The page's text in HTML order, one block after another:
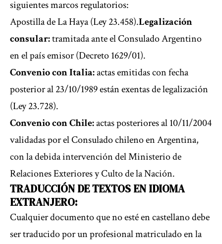
siguientes marcos regulatorios:
Apostilla de La Haya (Ley 23.458).Legalización
consular:tramitada ante el Consulado Argentino
en el país emisor (Decreto 1629/01).
Convenio con Italia:actas emitidas con fecha
posterior al 23/10/1989 están exentas de legalización
(Ley 23.728).
Convenio con Chile:actas posteriores al 10/11/2004
validadas por el Consulado chileno en Argentina,
con la debida intervención del Ministerio de
Relaciones Exteriores y Culto de la Nación.
TRADUCCIÓN DE TEXTOS EN IDIOMA
EXTRANJERO:
Cualquier documento que no esté en castellano debe
ser traducido por un profesional matriculado en la